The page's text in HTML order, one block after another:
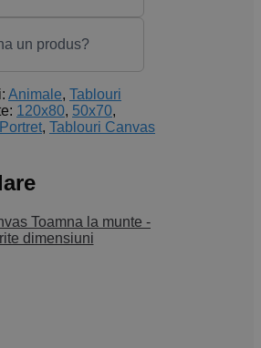
un produs?
Animale, Tablouri
120x80, 50x70,
Portret, Tablouri Canvas